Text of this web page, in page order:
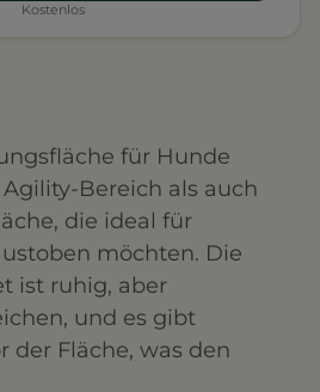
Kostenlos
für Hunde
Bereich als auch
die ideal für
möchten. Die
ist ruhig, aber
und es gibt
der Fläche, was den